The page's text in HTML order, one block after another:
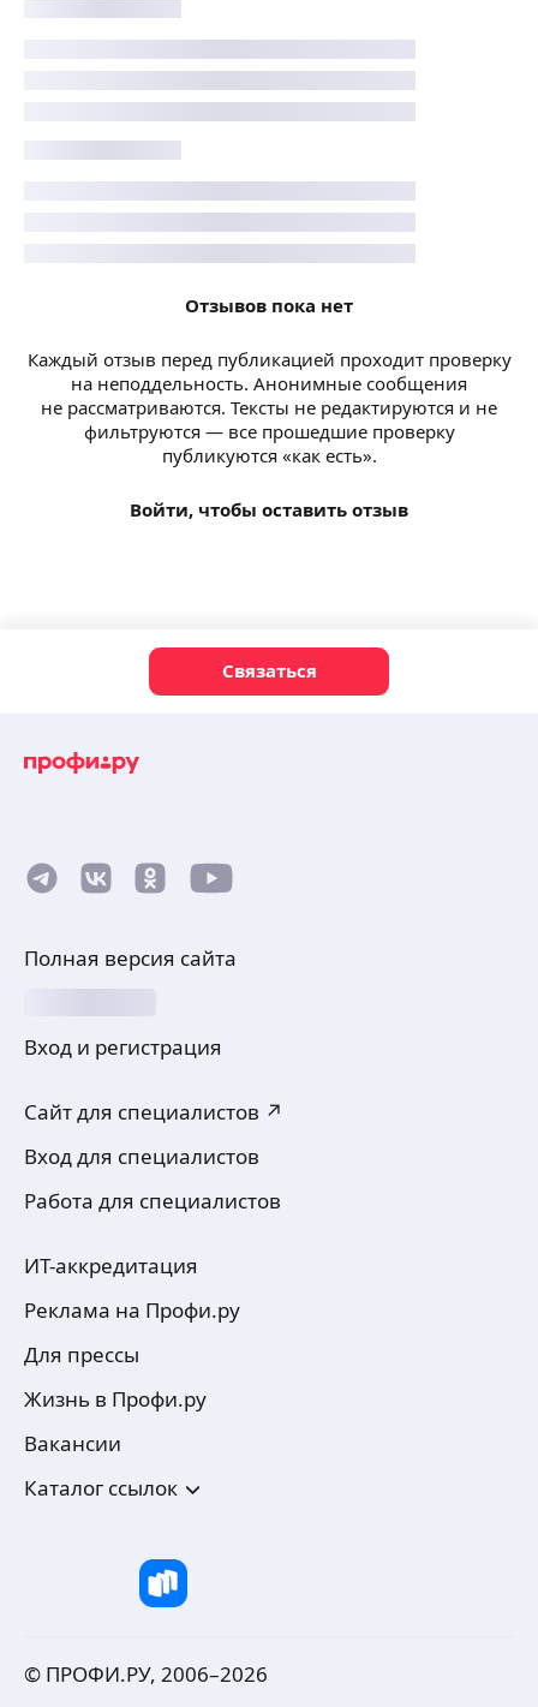
Отзывов пока нет
Каждый отзыв перед публикацией проходит проверку
на неподдельность. Анонимные сообщения
не рассматриваются. Тексты не редактируются и не
фильтруются — все прошедшие проверку
публикуются «как есть».
Войти, чтобы оставить отзыв
Связаться
Полная версия сайта
Вход и регистрация
Сайт для специалистов ↗
Вход для специалистов
Работа для специалистов
ИТ-аккредитация
Реклама на Профи.ру
Для прессы
Жизнь в Профи.ру
Вакансии
Каталог ссылок
© ПРОФИ.РУ, 2006–2026